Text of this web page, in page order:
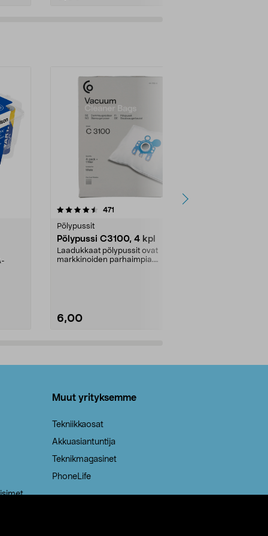
471
Pölypussit
Pölypussi C3100, 4 kpl
Laadukkaat pölypussit ovat
markkinoiden parhaimpia.
6,00
4.5viidestä
Muut yrityksemme
Tekniikkaosat
Akkuasiantuntija
Teknikmagasinet
PhoneLife